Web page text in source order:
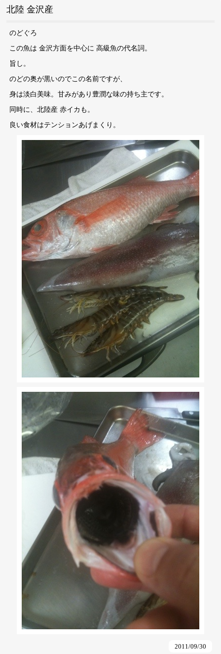
北陸 金沢産
のどぐろ
この魚は 金沢方面を中心に 高級魚の代名詞。
旨し。
のどの奥が黒いのでこの名前ですが、
身は淡白美味。甘みがあり豊潤な味の持ち主です。
同時に、北陸産 赤イカも。
良い食材はテンションあげまくり。
2011/09/30